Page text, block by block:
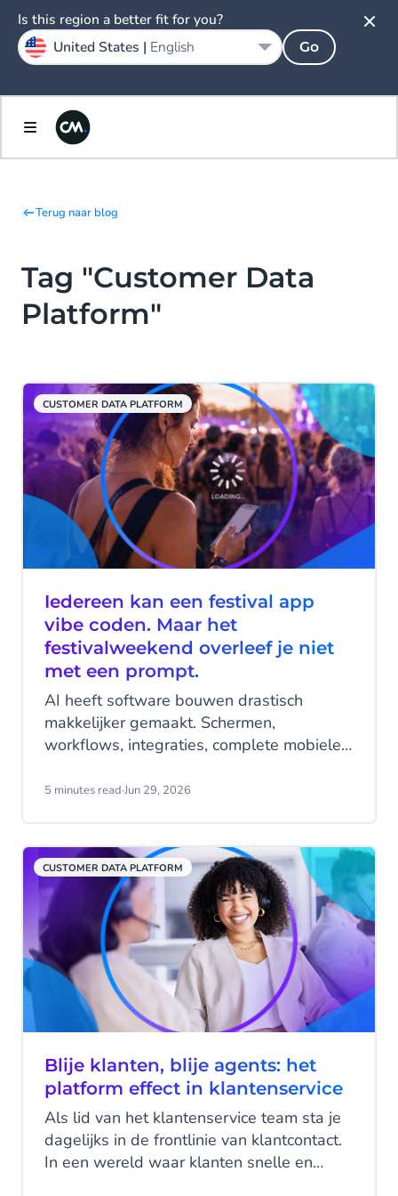
Terug naar blog
Tag "Customer Data
Platform"
CUSTOMER DATA PLATFORM
Iedereen kan een festival app
vibe coden. Maar het
festivalweekend overleef je niet
met een prompt.
AI heeft software bouwen drastisch
makkelijker gemaakt. Schermen,
workflows, integraties, complete mobiele
met een handvol prompts.
5 minutes read·Jun 29, 2026
CUSTOMER DATA PLATFORM
Blije klanten, blije agents: het
platform effect in klantenservice
Als lid van het klantenservice team sta je
dagelijks in de frontlinie van klantcontact.
In een wereld waar klanten snelle en
Is this region a better fit for you?
United States | English Go